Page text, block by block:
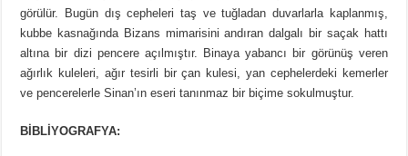
görülür. Bugün dış cepheleri taş ve tuğladan duvarlarla kaplanmış,
kubbe kasnağında Bizans mimarisini andıran dalgalı bir saçak hattı
altına bir dizi pencere açılmıştır. Binaya yabancı bir görünüş veren
ağırlık kuleleri, ağır tesirli bir çan kulesi, yan cephelerdeki kemerler
ve pencerelerle Sinan’ın eseri tanınmaz bir biçime sokulmuştur.
BİBLİYOGRAFYA: